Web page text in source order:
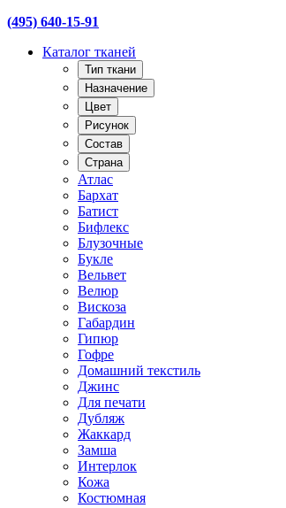
(495) 640-15-91
Каталог тканей
Тип ткани
Назначение
Цвет
Рисунок
Состав
Страна
Атлас
Бархат
Батист
Бифлекс
Блузочные
Букле
Вельвет
Велюр
Вискоза
Габардин
Гипюр
Гофре
Домашний текстиль
Джинс
Для печати
Дубляж
Жаккард
Замша
Интерлок
Кожа
Костюмная